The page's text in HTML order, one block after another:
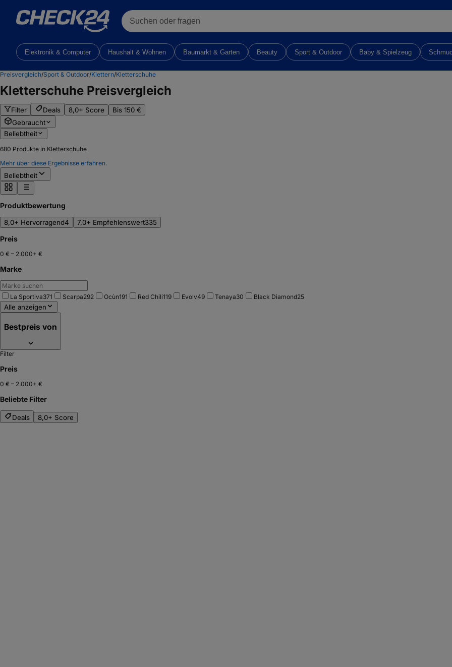
Suchen oder fragen
Elektronik & Computer Haushalt & Wohnen Baumarkt & Garten Beauty Sport & Outdoor Baby & Spielzeug
Preisvergleich/Sport & Outdoor/Klettern/Kletterschuhe
Kletterschuhe Preisvergleich
Filter Deals 8,0+ Score
Bis 150 €
Gebraucht
Beliebtheit
680 Produkte in Kletterschuhe
Mehr über diese Ergebnisse erfahren.
Beliebtheit
Produktbewertung
8,0+ Hervorragend4 7,0+ Empfehlenswert335
Preis
0 € – 2.000+ €
Marke
La Sportiva371 Scarpa292 Ocùn191 Red Chili119 Evolv49 Tenaya30 Black Diamond25
Alle anzeigen
Bestpreis von
Filter
Preis
0 € – 2.000+ €
Beliebte Filter
Deals 8,0+ Score